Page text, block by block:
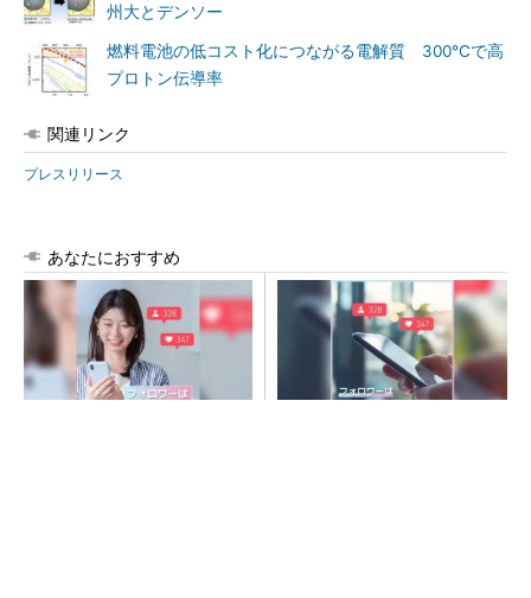
州大とデンソー
燃料電池の低コスト化につながる電解質 300℃で高
プロトン伝導率
関連リンク
プレスリリース
あなたにおすすめ